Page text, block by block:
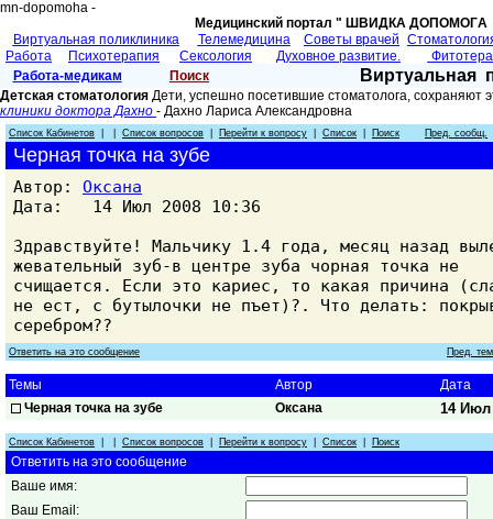
mn-dopomoha -
Медицинский портал " ШВИДКА
Виртуальная поликлиника
Телемедицина Советы врачей
Работа
Психотерапия Сексология Духовное развитие.
Работа-медикам
Поиск Виртуальная
Детская стоматология Дети, успешно посетившие стоматолога,
клиники доктора Дахно - Дахно Лариса Александровнa
Список Кабинетов Список вопросов Перейти к вопросу Список Поиск Пред. сообщ.
Черная точка на зубе
Автор: Оксана
Дата: 14 Июл 2008 10:36
Здравствуйте! Мальчику 1.4 года, месяц назад
жевательный зуб-в центре зуба чорная точка не
счищается. Если это кариес, то какая причина
не ест, с бутылочки не пъет)?. Что делать:
серебром??
Ответить на это сообщение Пред.
Темы Автор
Дата
Черная точка на зубе
Оксана 14 Июл
Список Кабинетов Список вопросов Перейти к вопросу Список Поиск
Ответить на это сообщение
Ваше имя:
Ваш Email: